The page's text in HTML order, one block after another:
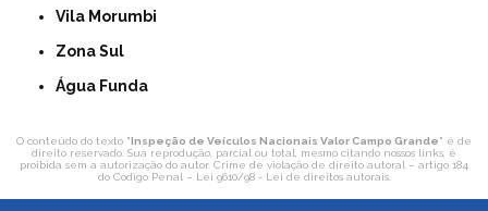
Vila Morumbi
Zona Sul
Água Funda
O conteúdo do texto "Inspeção de Veículos Nacionais Valor Campo Grande" é de
direito reservado. Sua reprodução, parcial ou total, mesmo citando nossos links, é
proibida sem a autorização do autor. Crime de violação de direito autoral – artigo 184
do Código Penal – Lei 9610/98 - Lei de direitos autorais.